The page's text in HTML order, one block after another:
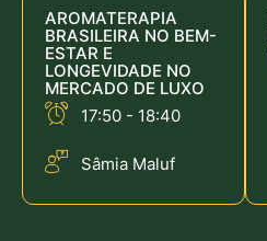
AROMATERAPIA
BRASILEIRA NO BEM-
ESTAR E
LONGEVIDADE NO
MERCADO DE LUXO
17:50 - 18:40
Sâmia Maluf